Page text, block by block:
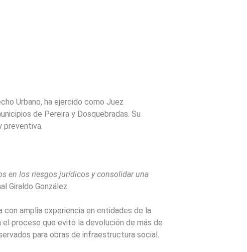
Urbano, ha ejercido como Juez
de Pereira y Dosquebradas. Su
en los riesgos jurídicos y consolidar una
Giraldo González.
amplia experiencia en entidades de la
proceso que evitó la devolución de más de
para obras de infraestructura social.